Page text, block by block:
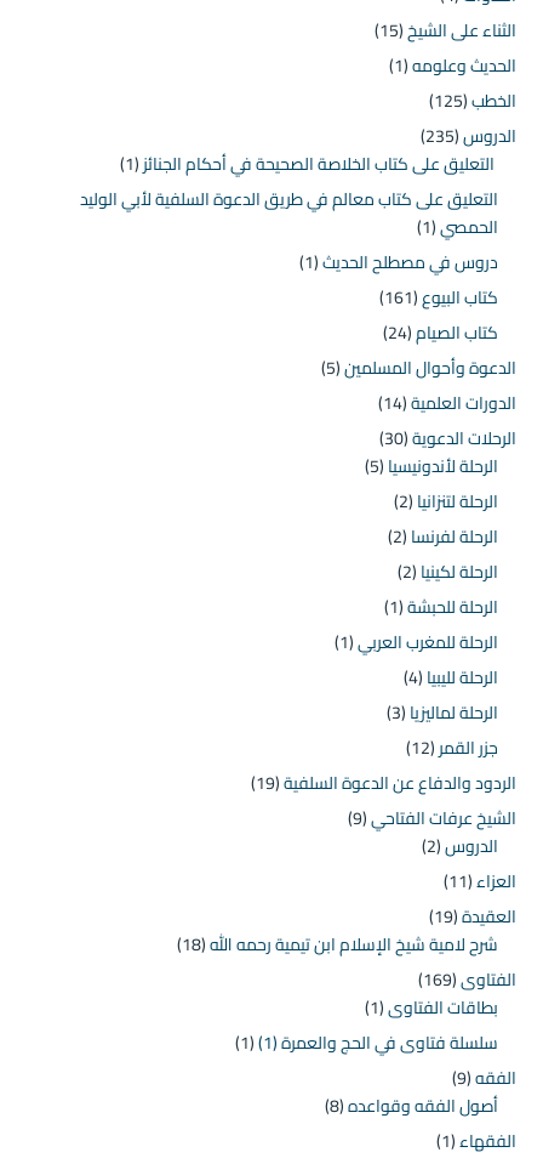
الثناء على الشيخ(15)
الحديث وعلومه(1)
الخطب(125)
الدروس(235)
التعليق على كتاب الخلاصة الصحيحة في أحكام الجنائز(1)
التعليق على كتاب معالم في طريق الدعوة السلفية لأبي الوليد
الحمصي(1)
دروس في مصطلح الحديث(1)
كتاب البيوع(161)
كتاب الصيام(24)
الدعوة وأحوال المسلمين(5)
الدورات العلمية(14)
الرحلات الدعوية(30)
الرحلة لأندونيسيا(5)
الرحلة لتنزانيا(2)
الرحلة لفرنسا(2)
الرحلة لكينيا(2)
الرحلة للحبشة(1)
الرحلة للمغرب العربي(1)
الرحلة لليبيا(4)
الرحلة لماليزيا(3)
جزر القمر(12)
الردود والدفاع عن الدعوة السلفية(19)
الشيخ عرفات الفتاحي(9)
الدروس(2)
العزاء(11)
العقيدة(19)
شرح لامية شيخ الإسلام ابن تيمية رحمه الله(18)
الفتاوى(169)
بطاقات الفتاوى(1)
سلسلة فتاوى في الحج والعمرة (1)
(1)
الفقه(9)
أصول الفقه وقواعده(8)
الفقهاء(1)